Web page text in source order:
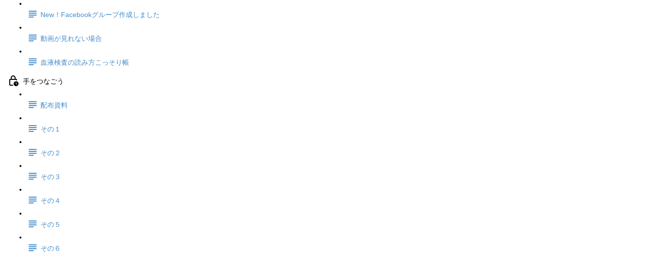
New！Facebookグループ作成しました
動画が見れない場合
血液検査の読み方こっそり帳
手をつなごう
配布資料
その１
その２
その３
その４
その５
その６